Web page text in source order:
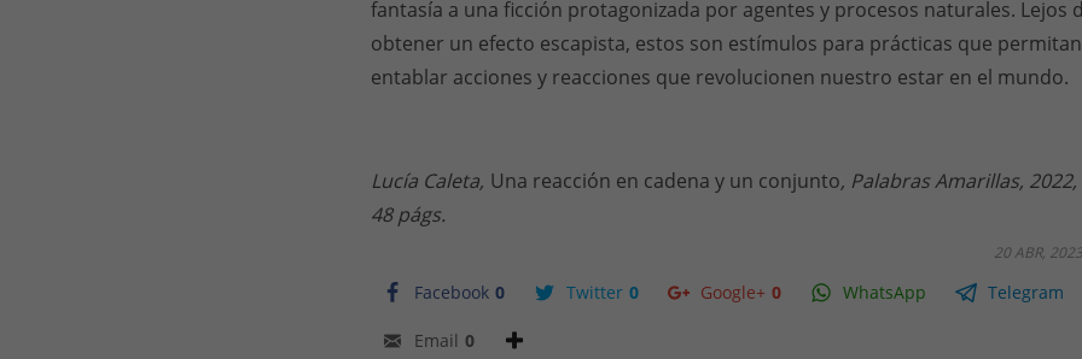
fantasía a una ficción protagonizada por agentes y procesos naturales. Lejos
obtener un efecto escapista, estos son estímulos para prácticas que permitan
entablar acciones y reacciones que revolucionen nuestro estar en el mundo.
Lucía Caleta, Una reacción en cadena y un conjunto, Palabras Amarillas, 2022,
48 págs.
Facebook 0 Twitter 0 Google+ 0 WhatsApp Telegram
Email 0
20 ABR, 2023